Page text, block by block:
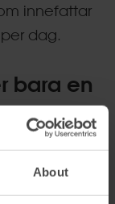
About
innefattar
dag.
bara en
ens det –
Jag
efter andan.